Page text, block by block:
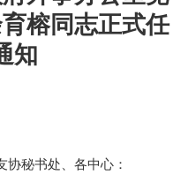
榕同志正式任
知
秘书处、各中心：